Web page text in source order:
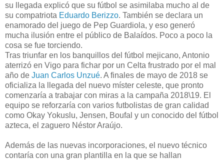
su llegada explicó que su fútbol se asimilaba mucho al de
su compatriota Eduardo Berizzo. También se declara un
enamorado del juego de Pep Guardiola, y eso generó
mucha ilusión entre el público de Balaídos. Poco a poco la
cosa se fue torciendo.
Tras triunfar en los banquillos del fútbol mejicano, Antonio
aterrizó en Vigo para fichar por un Celta frustrado por el mal
año de Juan Carlos Unzué. A finales de mayo de 2018 se
oficializa la llegada del nuevo míster celeste, que pronto
comenzaría a trabajar con miras a la campaña 2018\19. El
equipo se reforzaría con varios futbolistas de gran calidad
como Okay Yokuslu, Jensen, Boufal y un conocido del fútbol
azteca, el zaguero Néstor Araújo.
Además de las nuevas incorporaciones, el nuevo técnico
contaría con una gran plantilla en la que se hallan